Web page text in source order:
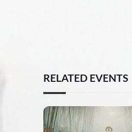
RELATED EVENTS